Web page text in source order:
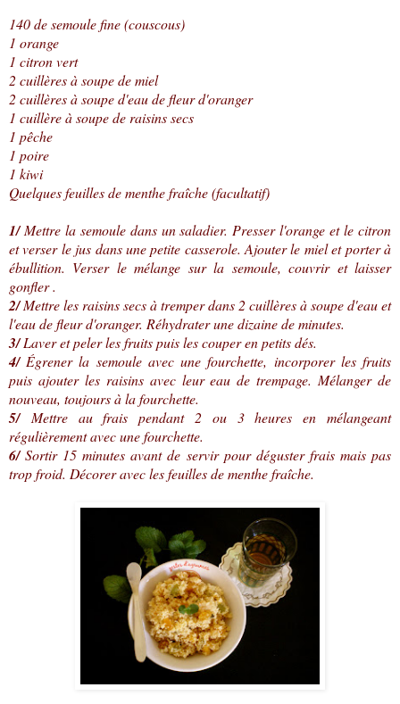
140 de semoule fine (couscous)
1 orange
1 citron vert
2 cuillères à soupe de miel
2 cuillères à soupe d'eau de fleur d'oranger
1 cuillère à soupe de raisins secs
1 pêche
1 poire
1 kiwi
Quelques feuilles de menthe fraîche (facultatif)
1/Mettre la semoule dans un saladier. Presser l'orange et le citron
et verser le jus dans une petite casserole. Ajouter le miel et porter à
ébullition. Verser le mélange sur la semoule, couvrir et laisser
gonfler .
2/Mettre les raisins secs à tremper dans 2 cuillères à soupe d'eau et
l'eau de fleur d'oranger. Réhydrater une dizaine de minutes.
3/Laver et peler les fruits puis les couper en petits dés.
4/Égrener la semoule avec une fourchette, incorporer les fruits
puis ajouter les raisins avec leur eau de trempage. Mélanger de
nouveau, toujours à la fourchette.
5/Mettre au frais pendant 2 ou 3 heures en mélangeant
régulièrement avec une fourchette.
6/Sortir 15 minutes avant de servir pour déguster frais mais pas
trop froid. Décorer avec les feuilles de menthe fraîche.